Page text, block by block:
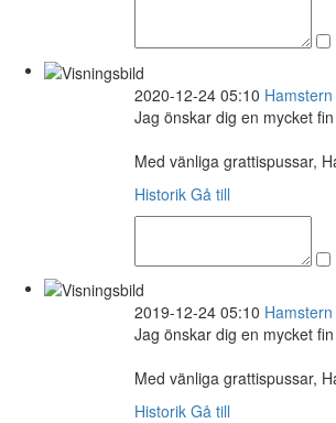
2020-12-24 05:10 Hamstern
Jag önskar dig en mycket
Med vänliga grattispussar,
Historik Gå till
2019-12-24 05:10 Hamstern
Jag önskar dig en mycket
Med vänliga grattispussar,
Historik Gå till